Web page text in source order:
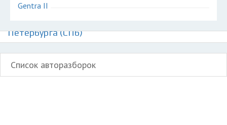
Gentra II
Петербурга (СПб)
Список авторазборок